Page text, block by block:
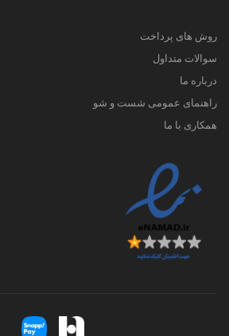
روش های پرداخت
سوالات متداول
درباره ما
راهنمای عمومی شست و شو
همکاری با ما